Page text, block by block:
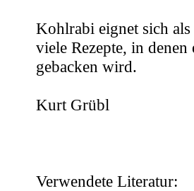
Kohlrabi eignet sich
viele Rezepte, in
gebacken wird.
Kurt Grübl
Verwendete Literatur: